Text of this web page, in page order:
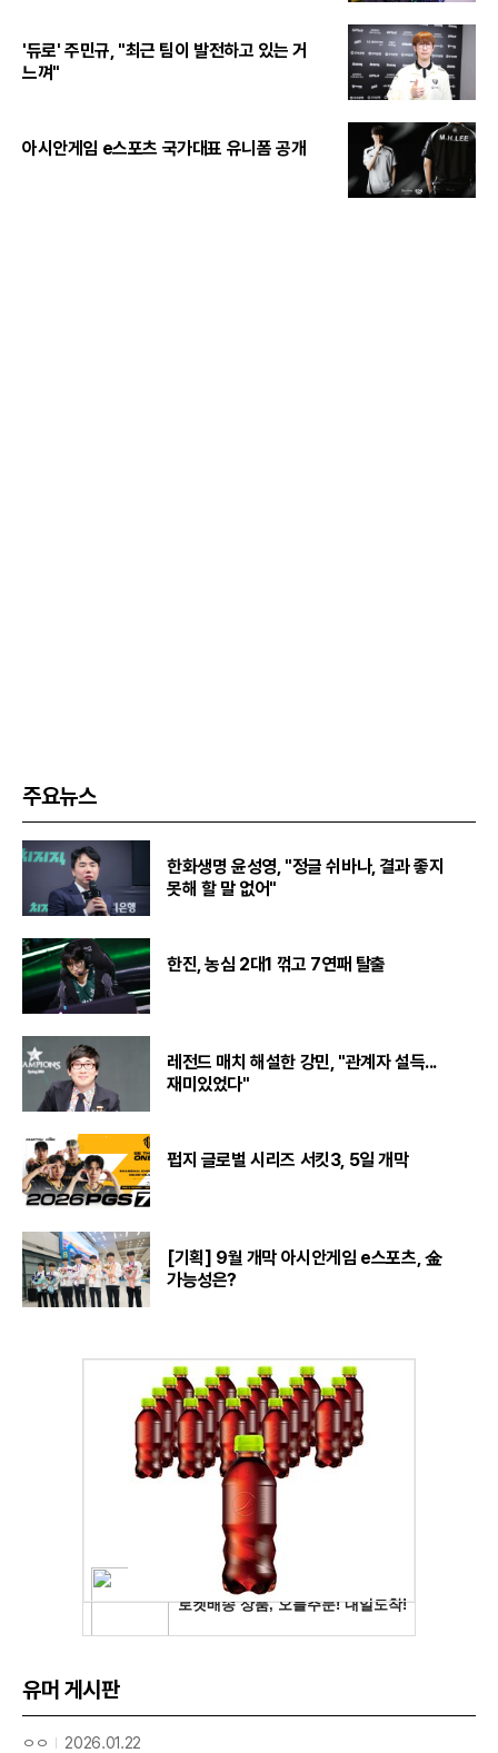
'듀로' 주민규, "최근 팀이 발전하고 있는 거
느껴"
아시안게임 e스포츠 국가대표 유니폼 공개
주요뉴스
한화생명 윤성영, "정글 쉬바나, 결과 좋지
못해 할 말 없어"
한진, 농심 2대1 꺾고 7연패 탈출
레전드 매치 해설한 강민, "관계자 설득...
재미있었다"
펍지 글로벌 시리즈 서킷3, 5일 개막
[기획] 9월 개막 아시안게임 e스포츠, 金
가능성은?
유머 게시판
ㅇㅇ 2026.01.22